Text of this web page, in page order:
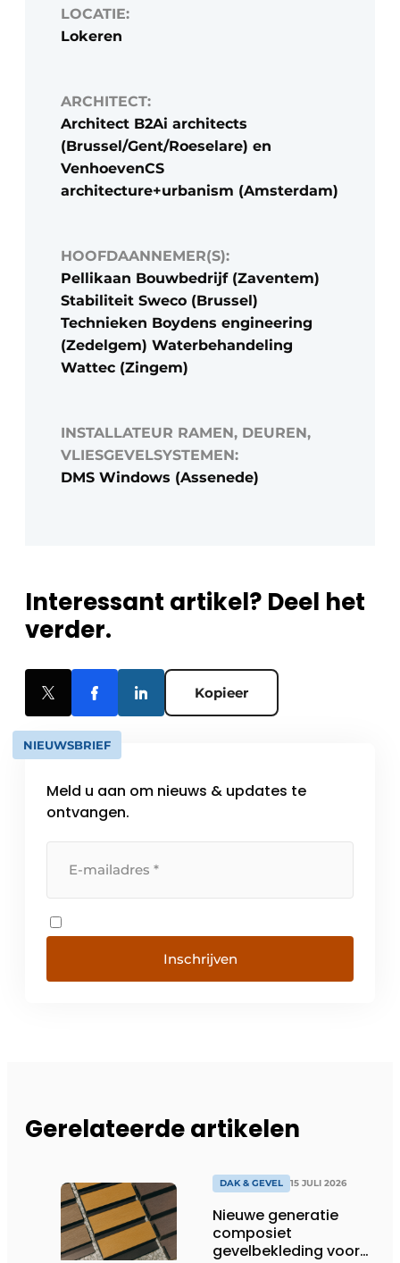
LOCATIE:
Lokeren
ARCHITECT:
Architect B2Ai architects
(Brussel/Gent/Roeselare) en
VenhoevenCS
architecture+urbanism (Amsterdam)
HOOFDAANNEMER(S):
Pellikaan Bouwbedrijf (Zaventem)
Stabiliteit Sweco (Brussel)
Technieken Boydens engineering
(Zedelgem) Waterbehandeling
Wattec (Zingem)
INSTALLATEUR RAMEN, DEUREN,
VLIESGEVELSYSTEMEN:
DMS Windows (Assenede)
Interessant artikel? Deel het
verder.
Kopieer
NIEUWSBRIEF
Meld u aan om nieuws & updates te
ontvangen.
Inschrijven
Gerelateerde artikelen
DAK & GEVEL 15 JULI 2026
Nieuwe generatie
composiet
gevelbekleding voor